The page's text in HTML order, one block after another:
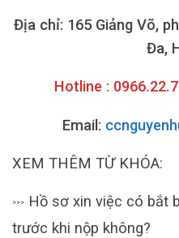
Địa chỉ: 165 Giảng Võ,
Đa,
Hotline :
Email:
XEM THÊM TỪ KHÓA:
>>> Hồ sơ xin việc có bắt
trước khi nộp không?